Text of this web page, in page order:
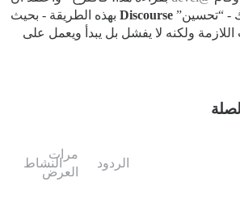
- “تحسين” Discourse بهذه الطريقة - بحيث
ولكنه لا يفشل بل يبدأ ويعمل على
الردود
مرات
العرض
النشاط